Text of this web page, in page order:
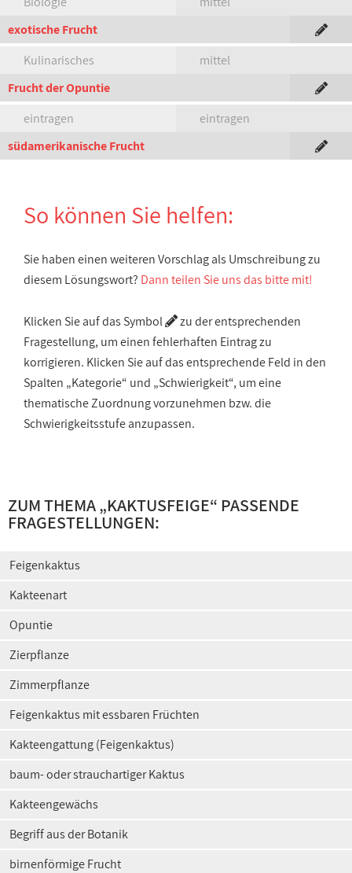
exotische Frucht
Kulinarisches
mittel
Frucht der Opuntie
eintragen
eintragen
südamerikanische Frucht
So können Sie helfen:
Sie haben einen weiteren Vorschlag als Umschreibung zu
diesem Lösungswort? Dann teilen Sie uns das bitte mit!
Klicken Sie auf das Symbol
zu der entsprechenden
Fragestellung, um einen fehlerhaften Eintrag zu
korrigieren. Klicken Sie auf das entsprechende Feld in den
Spalten „Kategorie“ und „Schwierigkeit“, um eine
thematische Zuordnung vorzunehmen bzw. die
Schwierigkeitsstufe anzupassen.
ZUM THEMA „KAKTUSFEIGE“ PASSENDE
FRAGESTELLUNGEN:
Feigenkaktus
Kakteenart
Opuntie
Zierpflanze
Zimmerpflanze
Feigenkaktus mit essbaren Früchten
Kakteengattung (Feigenkaktus)
baum- oder strauchartiger Kaktus
Kakteengewächs
Begriff aus der Botanik
birnenförmige Frucht